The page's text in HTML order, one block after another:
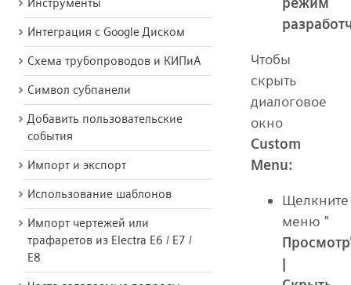
Инструменты
Интеграция с Google Диском
Схема трубопроводов и КИПиА
Символ субпанели
Добавить пользовательские
события
Импорт и экспорт
Использование шаблонов
Импорт чертежей или
трафаретов из Electra E6 / E7 /
E8
Чтобы
скрыть
диалоговое
окно
Custom
Menu:
Щелкните
меню "
|